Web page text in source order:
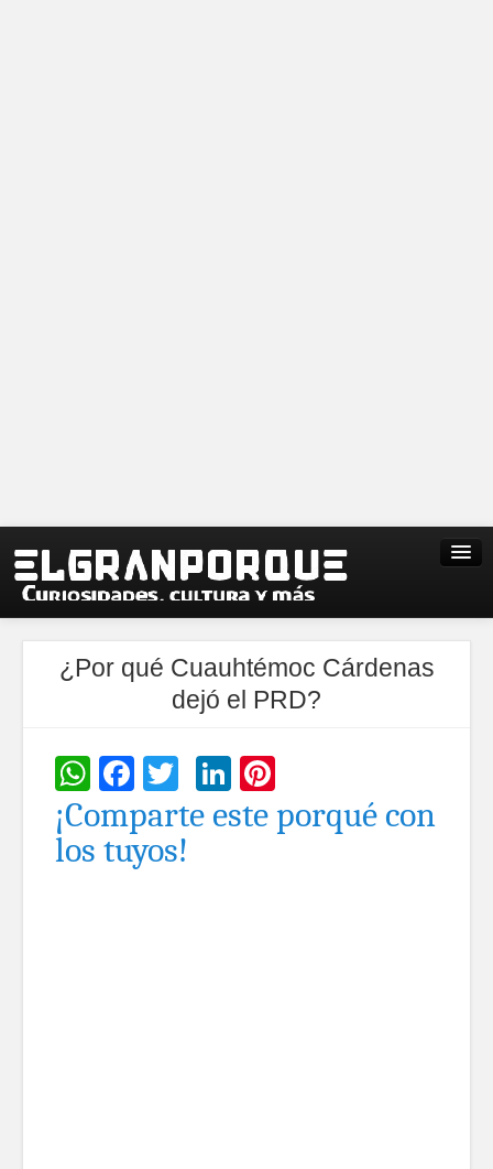
¿Por qué Cuauhtémoc Cárdenas
dejó el PRD?
WhatsApp
Facebook
TwitterLinkedIn
¡Comparte este porqué con
los tuyos!